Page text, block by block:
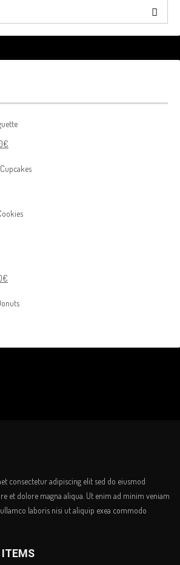
€
€
consectetur adipiscing elit sed do eiusmod
et dolore magna aliqua. Ut enim ad minim veniam
laboris nisi ut aliquip exea commodo
ITEMS